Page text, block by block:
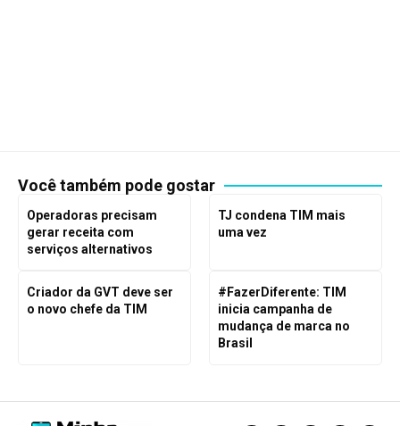
Você também pode gostar
Operadoras precisam
gerar receita com
serviços alternativos
TJ condena TIM mais
uma vez
Criador da GVT deve ser
o novo chefe da TIM
#FazerDiferente: TIM
inicia campanha de
mudança de marca no
Brasil